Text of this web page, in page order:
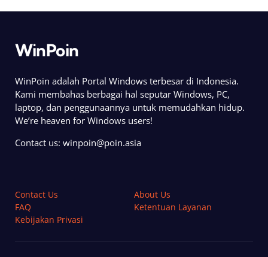
WinPoin
WinPoin adalah Portal Windows terbesar di Indonesia.
Kami membahas berbagai hal seputar Windows, PC,
laptop, dan penggunaannya untuk memudahkan hidup.
We’re heaven for Windows users!
Contact us: winpoin@poin.asia
Contact Us
About Us
FAQ
Ketentuan Layanan
Kebijakan Privasi